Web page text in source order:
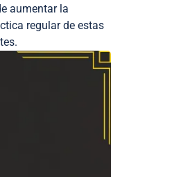
aumentar la
regular de estas